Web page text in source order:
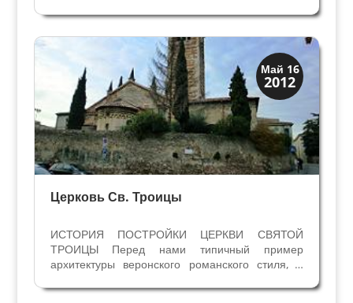
Джованни Эрмано, вышивальщик и художник, и
Лючия. Старые источники указывали на то, что
Май 16
2012
Скрытая Верона
Церкви
Церковь Св. Троицы
ИСТОРИЯ ПОСТРОЙКИ ЦЕРКВИ СВЯТОЙ
ТРОИЦЫ Перед нами типичный пример
архитектуры веронского романского стиля, с
кирпичной кладки на колокольне и в атрио